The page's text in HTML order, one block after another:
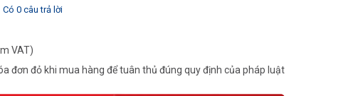
Có 0 câu trả lời
VAT)
đơn đỏ khi mua hàng để tuân thủ đúng quy định của pháp luật